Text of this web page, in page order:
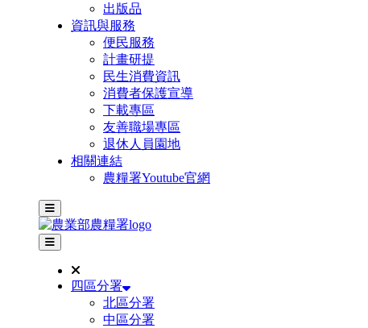
出版品
資訊與服務
便民服務
計畫研提
民生消費資訊
消費者保護宣導
下載專區
友善職場專區
退休人員園地
相關連結
農糧署Youtube官網
主選單
其他網站選單
四區分署
北區分署
中區分署